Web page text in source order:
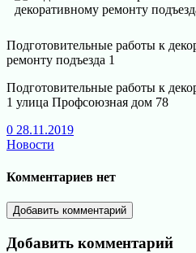
Подготовительные работы к
ремонту подъезда 1
Подготовительные работы к
1 улица Профсоюзная дом 78
0 28.11.2019
Новости
Комментариев нет
Добавить комментарий
Добавить комментарий